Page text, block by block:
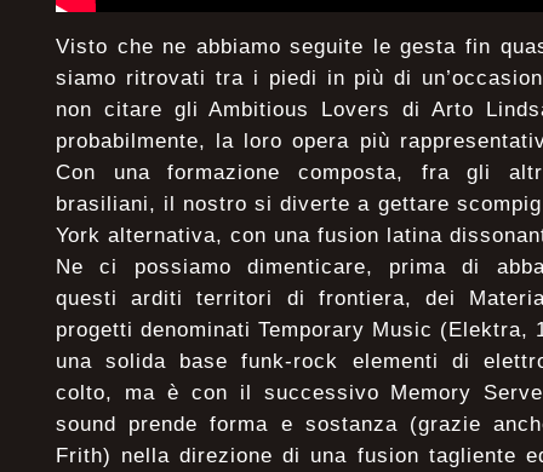
Visto che ne abbiamo seguite le gesta fin
siamo ritrovati tra i piedi in più di
non citare gli Ambitious Lovers di Arto
probabilmente, la loro opera più
Con una formazione composta, fra gli
brasiliani, il nostro si diverte a gettare
York alternativa, con una fusion latina
Ne ci possiamo dimenticare, prima di
questi arditi territori di frontiera, dei
progetti denominati Temporary Music (Elektra,
una solida base funk-rock elementi di
colto, ma è con il successivo Memory
sound prende forma e sostanza (grazie
Frith) nella direzione di una fusion tagliente